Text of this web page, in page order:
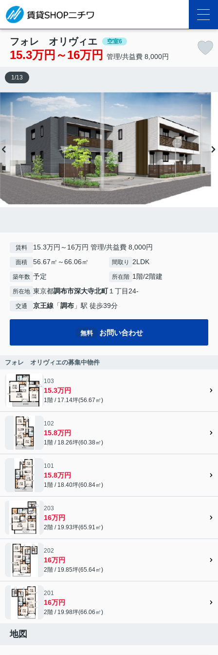
フォレ オリヴィエ 空室6
15.3万円～16万円 管理/共益費 8,000円
1 /13
賃料 15.3万円～16万円 管理/共益費 8,000円
面積 56.67㎡～66.06㎡ 間取り 2LDK
築年数 予定 所在階 1階/2階建
所在地 東京都調布市深大寺北町１丁目24-
交通 京王線 「調布 」駅 徒歩39分
無料 お問い合わせ
フォレ オリヴィエの募集中物件
103
15.3万円
1階 / 17.14坪(56.67㎡)
102
15.8万円
1階 / 18.26坪(60.38㎡)
101
15.8万円
1階 / 18.40坪(60.84㎡)
203
16万円
2階 / 19.93坪(65.91㎡)
202
16万円
2階 / 19.85坪(65.64㎡)
201
16万円
2階 / 19.98坪(66.06㎡)
地図